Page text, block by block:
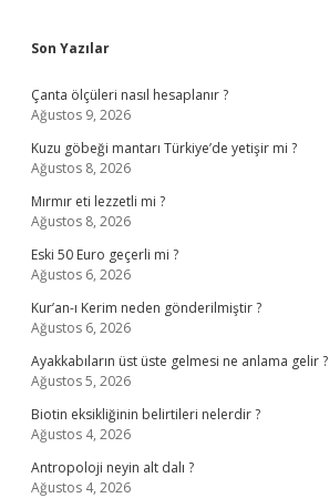
Sidebar
Son Yazılar
Çanta ölçüleri nasıl hesaplanır ?
Ağustos 9, 2026
Kuzu göbeği mantarı Türkiye’de yetişir mi ?
Ağustos 8, 2026
Mırmır eti lezzetli mi ?
Ağustos 8, 2026
Eski 50 Euro geçerli mi ?
Ağustos 6, 2026
Kur’an-ı Kerim neden gönderilmiştir ?
Ağustos 6, 2026
Ayakkabıların üst üste gelmesi ne anlama gelir ?
Ağustos 5, 2026
Biotin eksikliğinin belirtileri nelerdir ?
Ağustos 4, 2026
Antropoloji neyin alt dalı ?
Ağustos 4, 2026